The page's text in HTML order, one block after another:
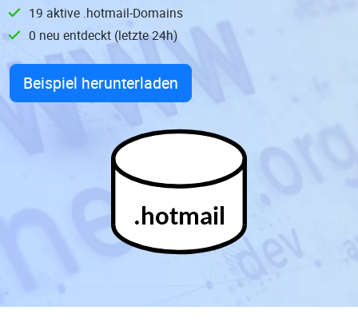
19 aktive .hotmail-Domains
0 neu entdeckt (letzte 24h)
Beispiel herunterladen
.hotmail